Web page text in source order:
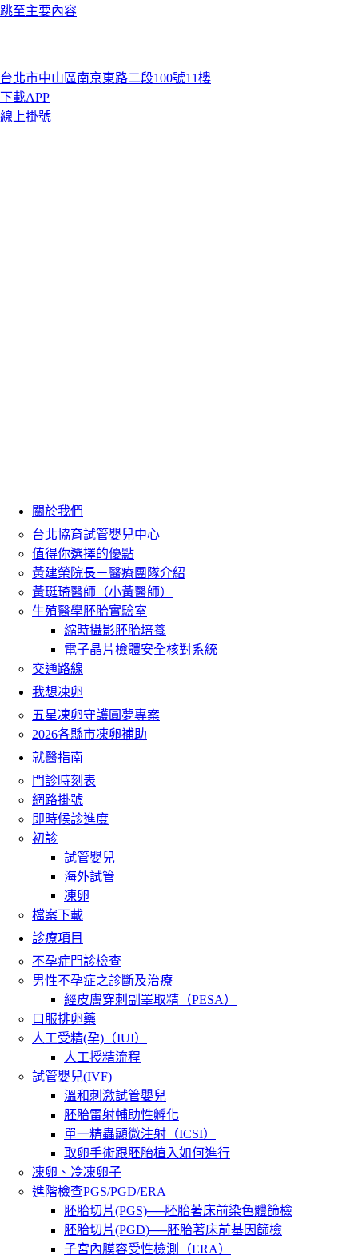
跳至主要內容
台北市中山區南京東路二段100號11樓
下載APP
線上掛號
關於我們
台北協育試管嬰兒中心
值得你選擇的優點
黃建榮院長－醫療團隊介紹
黃珽琦醫師（小黃醫師）
生殖醫學胚胎實驗室
縮時攝影胚胎培養
電子晶片檢體安全核對系統
交通路線
我想凍卵
五星凍卵守護圓夢專案
2026各縣市凍卵補助
就醫指南
門診時刻表
網路掛號
即時候診進度
初診
試管嬰兒
海外試管
凍卵
檔案下載
診療項目
不孕症門診檢查
男性不孕症之診斷及治療
經皮膚穿刺副睪取精（PESA）
口服排卵藥
人工受精(孕)（IUI）
人工授精流程
試管嬰兒(IVF)
溫和刺激試管嬰兒
胚胎雷射輔助性孵化
單一精蟲顯微注射（ICSI）
取卵手術跟胚胎植入如何進行
凍卵、冷凍卵子
進階檢查PGS/PGD/ERA
胚胎切片(PGS)──胚胎著床前染色體篩檢
胚胎切片(PGD)──胚胎著床前基因篩檢
子宮內膜容受性檢測（ERA）